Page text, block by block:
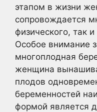
этапом в жизни
сопровождается
физического, так
Особое внимание
многоплодная
женщина
плодов
беременностей
формой является